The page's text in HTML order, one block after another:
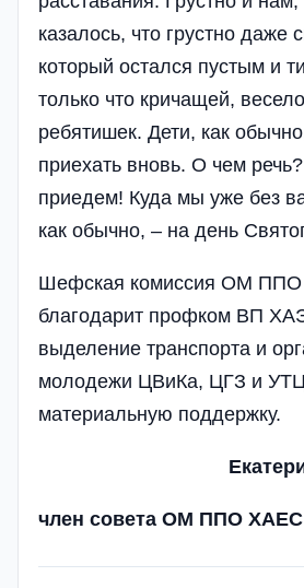
казалось, что грустно даже
который остался пустым и
только что кричащей,
ребятишек. Дети, как
приехать вновь. О чем
приедем! Куда мы уже без
как обычно, – на день
Шефская комиссия ОМ
благодарит профком ВП
выделение транспорта и
молодежи ЦВиКа, ЦГЗ и
материальную поддержку.
член совета ОМ ППО ХАЕС